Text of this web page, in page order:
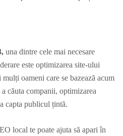
una dintre cele mai necesare
este optimizarea site-ului
oameni care se bazează acum
căuta companii, optimizarea
capta publicul țintă.
local te poate ajuta să apari în